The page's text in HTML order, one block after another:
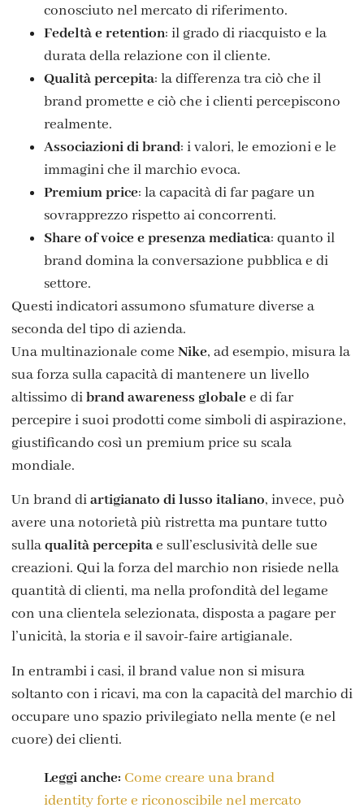
conosciuto nel mercato di riferimento.
Fedeltà e retention: il grado di riacquisto e la
durata della relazione con il cliente.
Qualità percepita: la differenza tra ciò che il
brand promette e ciò che i clienti percepiscono
realmente.
Associazioni di brand: i valori, le emozioni e le
immagini che il marchio evoca.
Premium price: la capacità di far pagare un
sovrapprezzo rispetto ai concorrenti.
Share of voice e presenza mediatica: quanto il
brand domina la conversazione pubblica e di
settore.
Questi indicatori assumono sfumature diverse a
seconda del tipo di azienda.
Una multinazionale come Nike, ad esempio, misura la
sua forza sulla capacità di mantenere un livello
altissimo dibrand awareness globalee di far
percepire i suoi prodotti come simboli di aspirazione,
giustificando così un premium price su scala
mondiale.
Un brand diartigianato di lusso italiano, invece, può
avere una notorietà più ristretta ma puntare tutto
sullaqualità percepitae sull’esclusività delle sue
creazioni. Qui la forza del marchio non risiede nella
quantità di clienti, ma nella profondità del legame
con una clientela selezionata, disposta a pagare per
l’unicità, la storia e il savoir-faire artigianale.
In entrambi i casi, il brand value non si misura
soltanto con i ricavi, ma con la capacità del marchio di
occupare uno spazio privilegiato nella mente (e nel
cuore) dei clienti.
Leggi anche: Come creare una brand
identity forte e riconoscibile nel mercato